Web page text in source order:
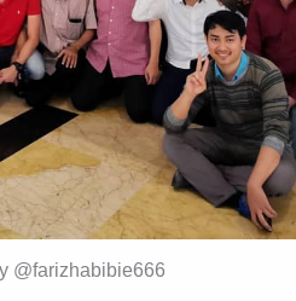
@farizhabibie666